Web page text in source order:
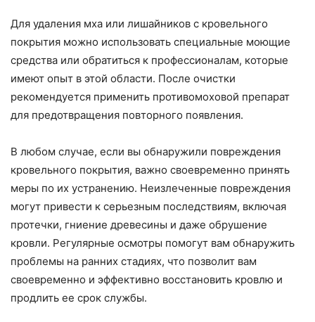
Для удаления мха или лишайников с кровельного
покрытия можно использовать специальные моющие
средства или обратиться к профессионалам, которые
имеют опыт в этой области. После очистки
рекомендуется применить противомоховой препарат
для предотвращения повторного появления.
В любом случае, если вы обнаружили повреждения
кровельного покрытия, важно своевременно принять
меры по их устранению. Неизлеченные повреждения
могут привести к серьезным последствиям, включая
протечки, гниение древесины и даже обрушение
кровли. Регулярные осмотры помогут вам обнаружить
проблемы на ранних стадиях, что позволит вам
своевременно и эффективно восстановить кровлю и
продлить ее срок службы.